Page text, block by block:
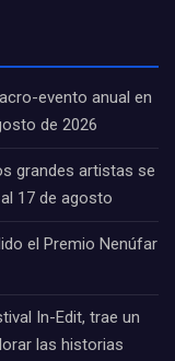
evento anual en
de 2026
grandes artistas se
17 de agosto
el Premio Nenúfar
In-Edit, trae un
las historias